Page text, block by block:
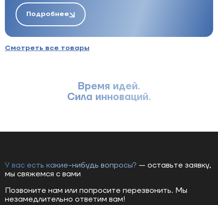
Подробнее
Смотреть все товары
Время идей.
Сила инноваций.
У вас есть какие-нибудь вопросы? — оставьте заявку,
мы свяжемся с вами
Позвоните нам или попросите перезвонить. Мы
незамедлительно ответим вам!